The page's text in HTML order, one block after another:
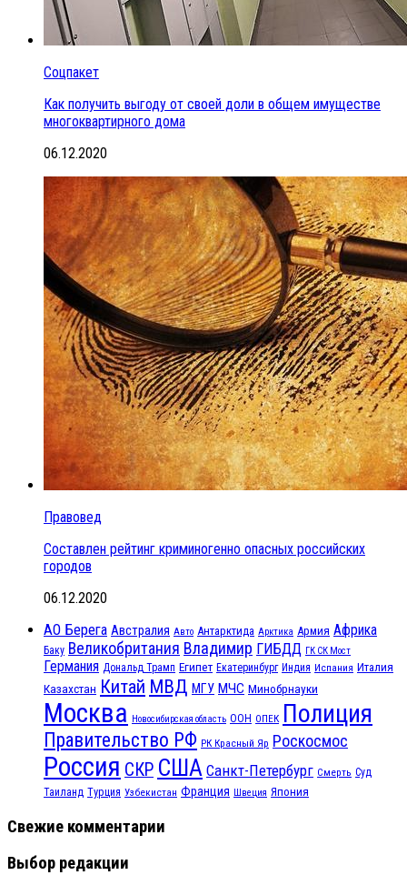
Соцпакет
Как получить выгоду от своей доли в общем имуществе
многоквартирного дома
06.12.2020
Правовед
Составлен рейтинг криминогенно опасных российских
городов
06.12.2020
АО Берега Австралия Авто Антарктида Арктика Армия Африка
Баку Великобритания Владимир ГИБДД ГК СК Мост
Германия Дональд Трамп Египет Екатеринбург Индия Испания Италия
Казахстан Китай МВД МГУ МЧС Минобрнауки
Москва Новосибирская область ООН ОПЕК Полиция
Правительство РФ РК Красный Яр Роскосмос
Россия СКР США Санкт-Петербург Смерть Суд
Таиланд Турция Узбекистан Франция Швеция Япония
Свежие комментарии
Выбор редакции